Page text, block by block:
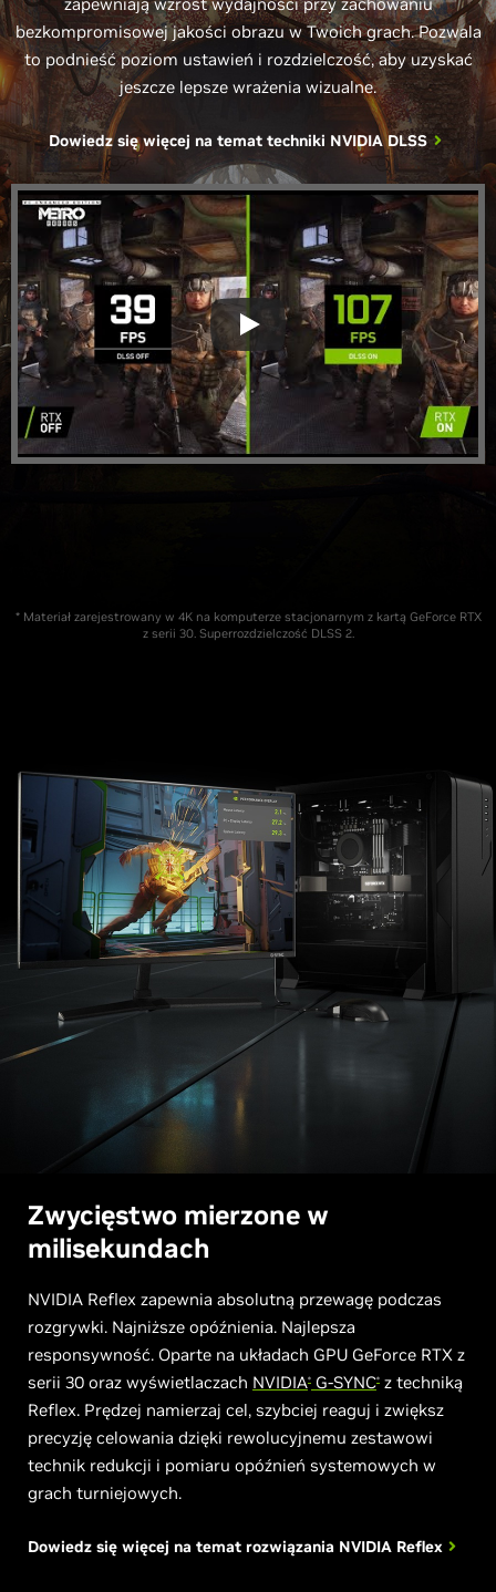
bezkompromisowej jakości obrazu w Twoich grach. Pozwala
to podnieść poziom ustawień i rozdzielczość, aby uzyskać
jeszcze lepsze wrażenia wizualne.
Dowiedz się więcej na temat techniki NVIDIA DLSS
* Materiał zarejestrowany w 4K na komputerze stacjonarnym z kartą GeForce RTX
z serii 30. Superrozdzielczość DLSS 2.
Zwycięstwo mierzone w
milisekundach
NVIDIA Reflex zapewnia absolutną przewagę podczas
rozgrywki. Najniższe opóźnienia. Najlepsza
responsywność. Oparte na układach GPU GeForce RTX z
serii 30 oraz wyświetlaczach NVIDIA® G-SYNC® z techniką
Reflex. Prędzej namierzaj cel, szybciej reaguj i zwiększ
precyzję celowania dzięki rewolucyjnemu zestawowi
technik redukcji i pomiaru opóźnień systemowych w
grach turniejowych.
Dowiedz się więcej na temat rozwiązania NVIDIA Reflex